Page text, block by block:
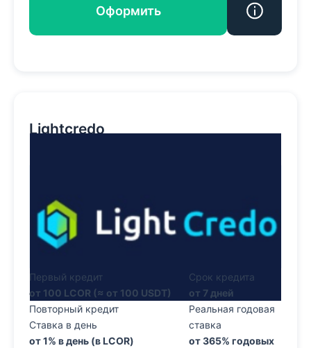
Оформить
Lightcredo
Первый кредит
от 100 LCOR (≈ от 100 USDT)
Повторный кредит
Ставка в день
от 1% в день (в LCOR)
Срок кредита
от 7 дней
Реальная годовая
ставка
от 365% годовых